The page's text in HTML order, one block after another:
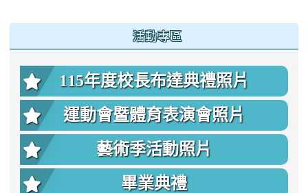
活動專區
115年度校長布達典禮照片
運動會暨體育表演會照片
藝術季活動照片
畢業典禮